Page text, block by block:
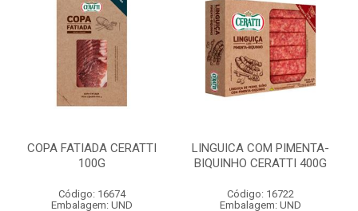
COPA FATIADA CERATTI
100G
Código: 16674
Embalagem: UND
LINGUICA COM PIMENTA-
BIQUINHO CERATTI 400G
Código: 16722
Embalagem: UND